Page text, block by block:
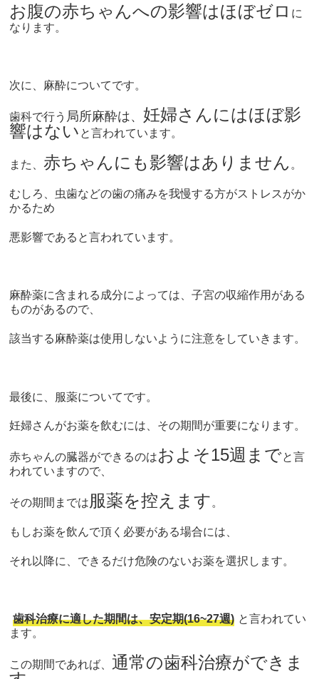
お腹の赤ちゃんへの影響はほぼゼロ に
なります。
次に、麻酔についてです。
歯科で行う 局所麻酔は、 妊婦さんにはほぼ影
響はない と言われています。
また、赤ちゃんにも影響はありません 。
むしろ、虫歯などの歯の痛みを我慢する方がストレスがか
かるため
悪影響であると言われています。
麻酔薬に含まれる成分によっては、子宮の収縮作用がある
ものがあるので、
該当する麻酔薬は使用しないように注意をしていきます。
最後に、服薬についてです。
妊婦さんがお薬を飲むには、その期間が重要になります。
赤ちゃんの臓器ができるのはおよそ15週までと言
われていますので、
その期間までは服薬を控えます 。
もしお薬を飲んで頂く必要がある場合には、
それ以降に、できるだけ危険のないお薬を選択します。
歯科治療に適した期間は、安定期(16~27週) と言われてい
ます。
この期間であれば、 通常の歯科治療ができま